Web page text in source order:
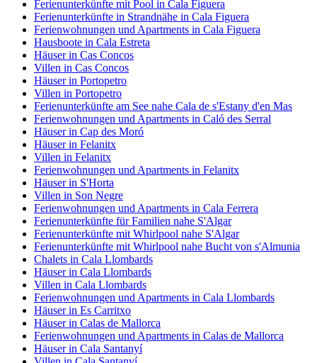
Ferienunterkünfte mit Pool in Cala Figuera
Ferienunterkünfte in Strandnähe in Cala Figuera
Ferienwohnungen und Apartments in Cala Figuera
Hausboote in Cala Estreta
Häuser in Cas Concos
Villen in Cas Concos
Häuser in Portopetro
Villen in Portopetro
Ferienunterkünfte am See nahe Cala de s'Estany d'en Mas
Ferienwohnungen und Apartments in Caló des Serral
Häuser in Cap des Moró
Häuser in Felanitx
Villen in Felanitx
Ferienwohnungen und Apartments in Felanitx
Häuser in S'Horta
Villen in Son Negre
Ferienwohnungen und Apartments in Cala Ferrera
Ferienunterkünfte für Familien nahe S'Algar
Ferienunterkünfte mit Whirlpool nahe S'Algar
Ferienunterkünfte mit Whirlpool nahe Bucht von s'Almunia
Chalets in Cala Llombards
Häuser in Cala Llombards
Villen in Cala Llombards
Ferienwohnungen und Apartments in Cala Llombards
Häuser in Es Carritxo
Häuser in Calas de Mallorca
Ferienwohnungen und Apartments in Calas de Mallorca
Häuser in Cala Santanyí